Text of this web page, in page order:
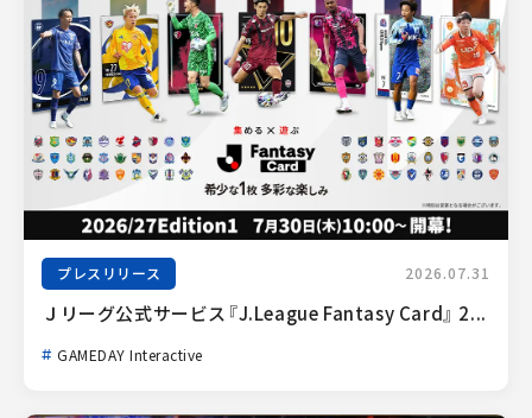
プレスリリース 2026.07.31
Ｊリーグ公式サービス『J.League Fantasy Card』 2...
GAMEDAY Interactive